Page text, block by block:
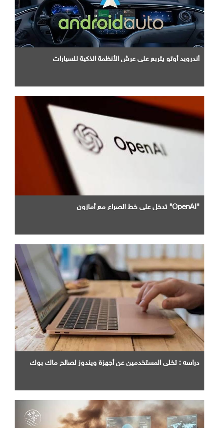
أندرويد أوتو يتربع علي عرش الأنظمة الذكية للسيارات
"OpenAI" تدخل علي خط الصراع مع أمازون
دراسه : تخلي المستخدمين عن أجهزة ويندوز لصالح ماك بوك